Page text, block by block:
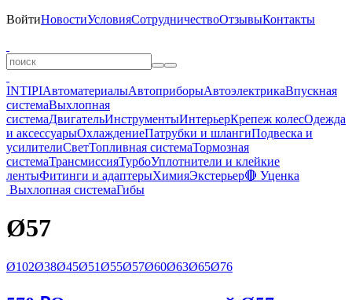
ВойтиНовостиУсловияСотрудничествоОтзывыКонтакты
INTIPIАвтоматериалыАвтоприборыАвтоэлектрикаВпускная
системаВыхлопная
системаДвигательИнструментыИнтерьерКрепеж колесОдежда
и аксессуарыОхлаждениеПатрубки и шлангиПодвеска и
усилителиСветТопливная системаТормозная
системаТрансмиссияТурбоУплотнители и клейкие
лентыФитинги и адаптерыХимияЭкстерьер🔴 Уценка
Выхлопная системаГибы
Ø57
Ø102Ø38Ø45Ø51Ø55Ø57Ø60Ø63Ø65Ø76